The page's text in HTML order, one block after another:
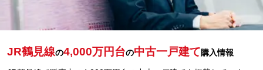
JR鶴見線の4,000万円台の中古一戸建て購入情報